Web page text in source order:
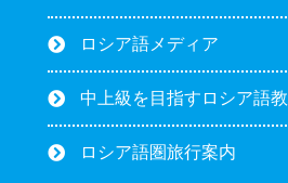
ロシア語メディア
中上級を目指すロシア語
ロシア語圏旅行案内